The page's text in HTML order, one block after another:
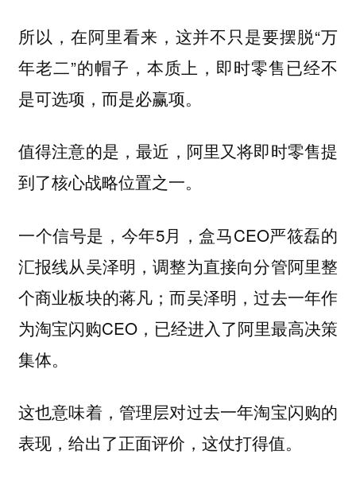
所以，在阿里看来，这并不只是要摆脱“万
年老二”的帽子，本质上，即时零售已经不
是可选项，而是必赢项。
值得注意的是，最近，阿里又将即时零售提
到了核心战略位置之一。
一个信号是，今年5月，盒马CEO严筱磊的
汇报线从吴泽明，调整为直接向分管阿里整
个商业板块的蒋凡；而吴泽明，过去一年作
为淘宝闪购CEO，已经进入了阿里最高决策
集体。
这也意味着，管理层对过去一年淘宝闪购的
表现，给出了正面评价，这仗打得值。